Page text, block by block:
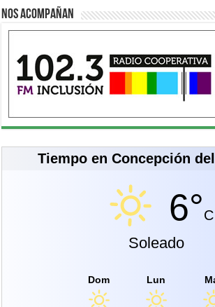
Nos acompañan
Tiempo en Concepción
6°C
Soleado
Dom Lun